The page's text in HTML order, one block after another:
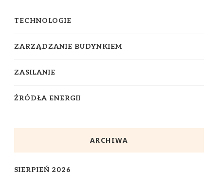
TECHNOLOGIE
ZARZĄDZANIE BUDYNKIEM
ZASILANIE
ŹRÓDŁA ENERGII
ARCHIWA
SIERPIEŃ 2026